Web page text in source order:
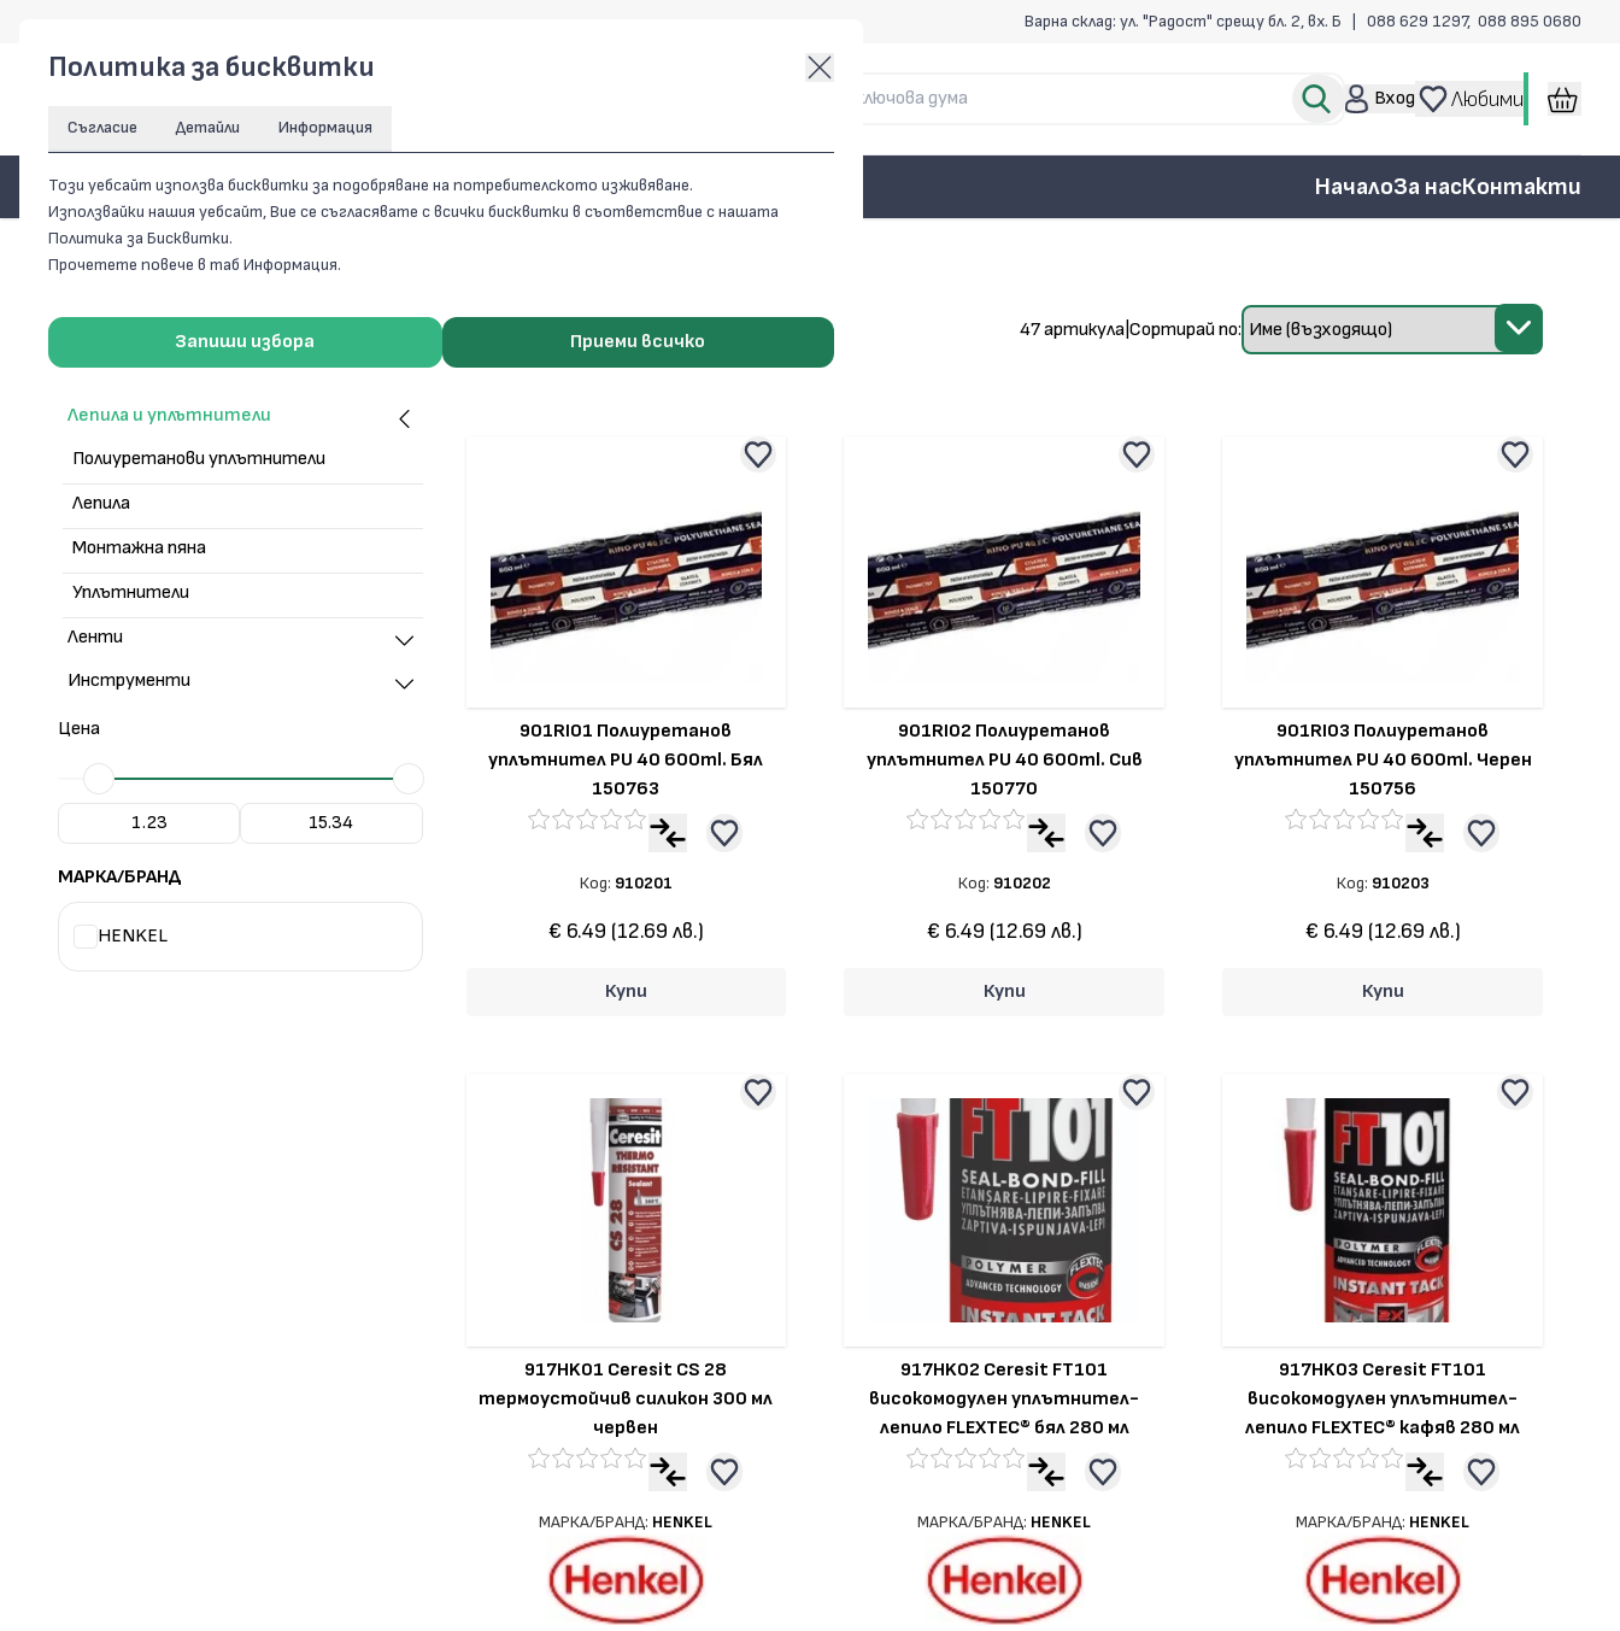
Варна склад: ул. "Радост" срещу бл. 2, вх. Б | 088 629 1297, 088 895 0680
Вход Любими
ПРОДУКТИ НачалоЗа насКонтакти
Начало / Домашен ремонт
Домашен ремонт
Спрейове
Лепила и уплътнители
Полиуретанови уплътнители
Лепила
Монтажна пяна
Уплътнители
Ленти
Инструменти
Цена
МАРКА/БРАНД
HENKEL
ЛЕПИЛА И УПЛЪТНИТЕЛИ 47 артикула Сортирай по:
901RI01 Полиуретанов
уплътнител PU 40 600ml. Бял
150763
Код: 910201
€ 6.49 (12.69 лв.)
Купи
901RI02 Полиуретанов
уплътнител PU 40 600ml. Сив
150770
Код: 910202
€ 6.49 (12.69 лв.)
Купи
901RI03 Полиуретанов
уплътнител PU 40 600ml. Черен
150756
Код: 910203
€ 6.49 (12.69 лв.)
Купи
917HK01 Ceresit CS 28
термоустойчив силикон 300 мл
червен
МАРКА/БРАНД: HENKEL
917HK02 Ceresit FT101
високомодулен уплътнител-
лепило FLEXTEC® бял 280 мл
МАРКА/БРАНД: HENKEL
917HK03 Ceresit FT101
високомодулен уплътнител-
лепило FLEXTEC® кафяв 280 мл
МАРКА/БРАНД: HENKEL
Политика за бисквитки
Съгласие Детайли Информация
Този уебсайт използва бисквитки за подобряване на потребителското изживяване.
Използвайки нашия уебсайт, Вие се съгласявате с всички бисквитки в съответствие с нашата
Политика за Бисквитки.
Прочетете повече в таб Информация.
Запиши избора Приеми всичко